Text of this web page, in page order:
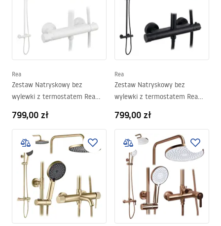
Rea
Zestaw Natryskowy bez
wylewki z termostatem Rea
799,00 zł
Rea
Zestaw Natryskowy bez
wylewki z termostatem Rea
799,00 zł